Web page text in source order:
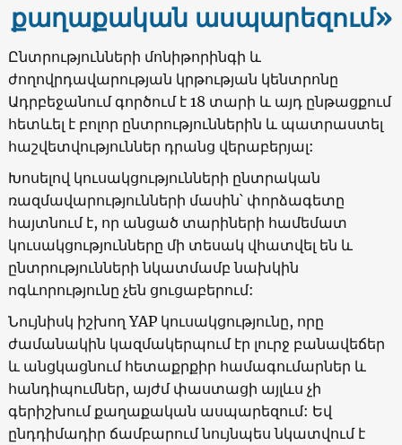
քաղաքական ասպարեզում»
Ընտրությունների մոնիթորինգի և
ժողովրդավարության կրթության կենտրոնը
Ադրբեջանում գործում է 18 տարի և այդ ընթացքում
հետևել է բոլոր ընտրություններին և պատրաստել
հաշվետվություններ դրանց վերաբերյալ:
Խոսելով կուսակցությունների ընտրական
ռազմավարությունների մասին՝ փորձագետը
հայտնում է, որ անցած տարիների համեմատ
կուսակցությունները մի տեսակ վհատվել են և
ընտրությունների նկատմամբ նախկին
ոգևորությունը չեն ցուցաբերում:
Նույնիսկ իշխող YAP կուսակցությունը, որը
ժամանակին կազմակերպում էր լուրջ բանավեճեր
և անցկացնում հետաքրքիր համագումարներ և
հանդիպումներ, այժմ փաստացի այլևս չի
գերիշխում քաղաքական ասպարեզում: Եվ
ընդդիմադիր ճամբարում նույնպես նկատվում է